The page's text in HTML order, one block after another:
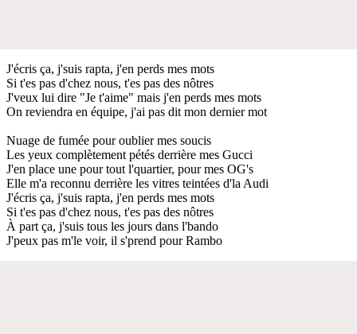
J'écris ça, j'suis rapta, j'en perds mes mots
Si t'es pas d'chez nous, t'es pas des nôtres
J'veux lui dire "Je t'aime" mais j'en perds mes mots
On reviendra en équipe, j'ai pas dit mon dernier mot
Nuage de fumée pour oublier mes soucis
Les yeux complètement pétés derrière mes Gucci
J'en place une pour tout l'quartier, pour mes OG's
Elle m'a reconnu derrière les vitres teintées d'la Audi
J'écris ça, j'suis rapta, j'en perds mes mots
Si t'es pas d'chez nous, t'es pas des nôtres
À part ça, j'suis tous les jours dans l'bando
J'peux pas m'le voir, il s'prend pour Rambo